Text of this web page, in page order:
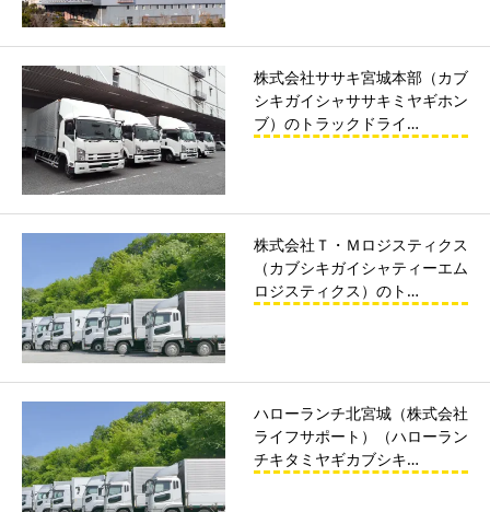
株式会社ササキ宮城本部（カブ
シキガイシャササキミヤギホン
ブ）のトラックドライ…
株式会社Ｔ・Ｍロジスティクス
（カブシキガイシャティーエム
ロジスティクス）のト…
ハローランチ北宮城（株式会社
ライフサポート）（ハローラン
チキタミヤギカブシキ…